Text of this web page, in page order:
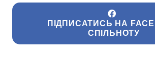
ПІДПИСАТИСЬ НА
СПІЛЬНОТУ